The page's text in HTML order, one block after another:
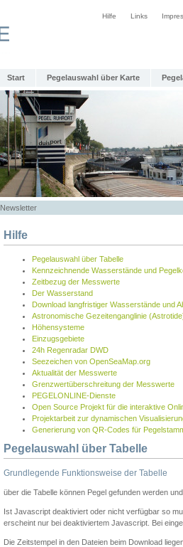
Hilfe Links
Start Pegelauswahl über Karte
Newsletter
Hilfe
Pegelauswahl über Tabelle
Kennzeichnende Wasserstände und
Zeitbezug der Messwerte
Der Wasserstand
Download langfristiger Wasserstände und
Astronomische Gezeitenganglinie
Höhensysteme
Einzugsgebiete
24h Regenradar DWD
Seezeichen von OpenSeaMap.org
Aktualität der Messwerte
Grenzwertüberschreitung der Messwerte
PEGELONLINE-Dienste
Open Source Projekt für die interaktive
Projektarbeit zur dynamischen
Generierung von QR-Codes für
Pegelauswahl über Tabelle
Grundlegende Funktionsweise der Tabelle
über die Tabelle können Pegel gefunden werden
Ist Javascript deaktiviert oder nicht verfügbar so
erscheint nur bei deaktiviertem Javascript. Bei
Die Zeitstempel in den Dateien beim Download